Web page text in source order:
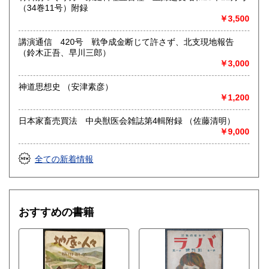
（34巻11号）附録
￥3,500
講演通信 420号 戦争成金断じて許さず、北支現地報告
（鈴木正吾、早川三郎）
￥3,000
神道思想史 （安津素彦）
￥1,200
日本家畜売買法 中央獣医会雑誌第4輯附録 （佐藤清明）
￥9,000
全ての新着情報
おすすめの書籍